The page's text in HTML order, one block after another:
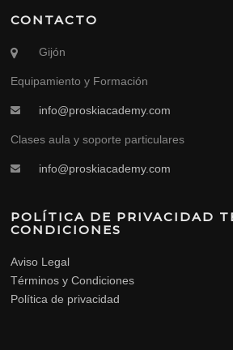
CONTACTO
Gijón
Equipamiento y Formación
info@proskiacademy.com
Clases aula y soporte particulares
info@proskiacademy.com
POLÍTICA DE PRIVACIDAD
CONDICIONES
Aviso Legal
Términos y Condiciones
Política de privacidad